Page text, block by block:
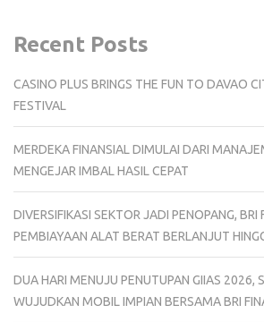
Recent Posts
CASINO PLUS BRINGS THE FUN TO DAVAO
FESTIVAL
MERDEKA FINANSIAL DIMULAI DARI
MENGEJAR IMBAL HASIL CEPAT
DIVERSIFIKASI SEKTOR JADI PENOPANG,
PEMBIAYAAN ALAT BERAT BERLANJUT
DUA HARI MENUJU PENUTUPAN GIIAS 2026,
WUJUDKAN MOBIL IMPIAN BERSAMA BRI